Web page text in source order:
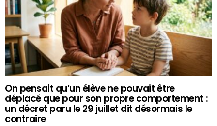
On pensait qu’un élève ne pouvait être
déplacé que pour son propre comportement :
un décret paru le 29 juillet dit désormais le
contraire